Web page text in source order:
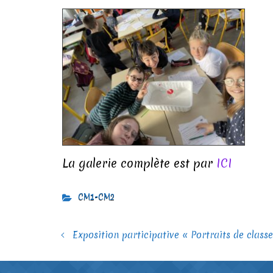
La galerie complète est par ICI
CM1-CM2
Exposition participative « Portraits de